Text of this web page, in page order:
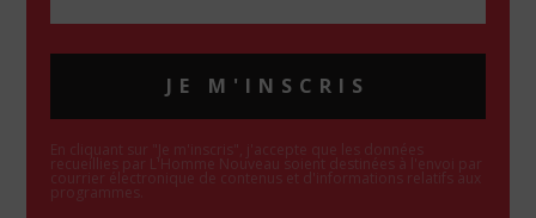
JE M'INSCRIS
En cliquant sur "Je m'inscris", j'accepte que les données
recueillies par L'Homme Nouveau soient destinées à l'envoi par
courrier électronique de contenus et d'informations relatifs aux
programmes.